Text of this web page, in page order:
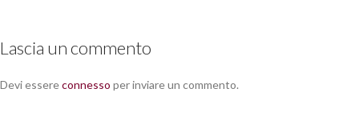
Lascia un commento
Devi essereconnesso per inviare un commento.